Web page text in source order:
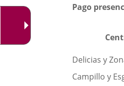
Pago
Delicias y
Campillo y